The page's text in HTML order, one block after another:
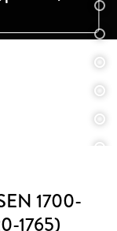
1700-
1765)